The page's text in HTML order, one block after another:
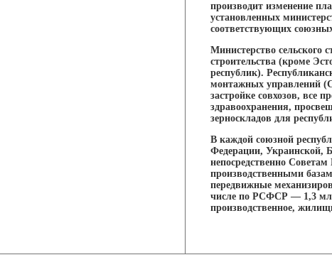
производит изменение
установленных
соответствующих
Министерство сельского
строительства (кроме
республик).
монтажных управлений
застройке совхозов, все
здравоохранения,
зерноскладов для
В каждой союзной
Федерации, Украинской,
непосредственно
производственными
передвижные
числе по РСФСР — 1,3
производственное,